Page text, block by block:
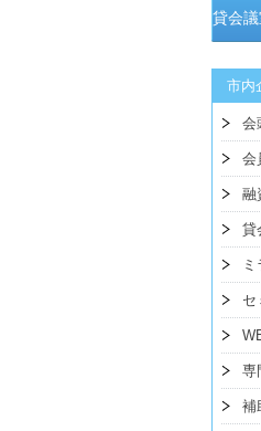
貸会議
市内
会
会
融
貸
セ
専
補